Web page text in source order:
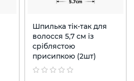
Шпилька тік-так для
волосся 5,7 см із
сріблястою
присипкою (2шт)